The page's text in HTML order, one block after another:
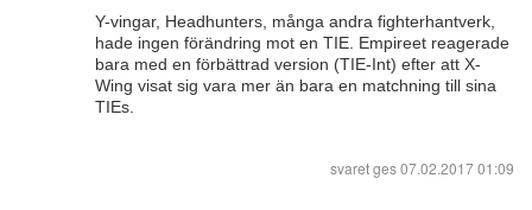
Y-vingar, Headhunters, många andra fighterhantverk,
hade ingen förändring mot en TIE. Empireet reagerade
bara med en förbättrad version (TIE-Int) efter att X-
Wing visat sig vara mer än bara en matchning till sina
TIEs.
svaret ges07.02.2017 01:09